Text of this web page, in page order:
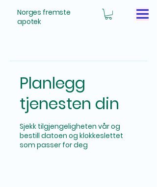
Norges fremste
apotek
Planlegg
tjenesten din
Sjekk tilgjengeligheten vår og
bestill datoen og klokkeslettet
som passer for deg